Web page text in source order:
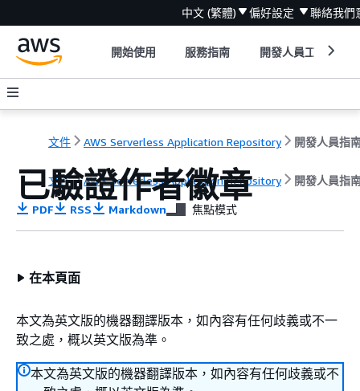
中文 (繁體) 偏好設定 聯絡我們
開始使用 服務指南 開發人員工具
文件 AWS Serverless Application Repository 開發人員指
文件 AWS Serverless Application Repository 開發人員指
已驗證作者徽章
PDF RSS Markdown 焦點模式
在本頁面
本文為英文版的機器翻譯版本，如內容有任何歧義或不一
致之處，概以英文版為準。
本文為英文版的機器翻譯版本，如內容有任何歧義或不